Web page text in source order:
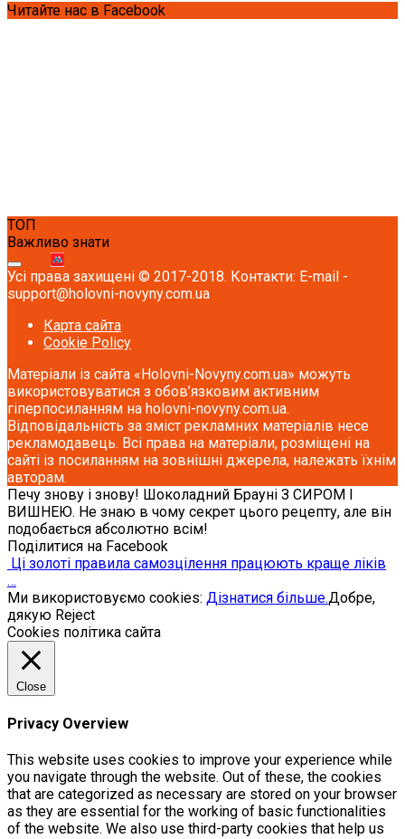
Читайте нас в Facebook
ТОП
Важливо знати
Усі права захищені © 2017-2018. Контакти: E-mail -
support@holovni-novyny.com.ua
Карта сайта
Cookie Policy
Матеріали із сайта «Holovni-Novyny.com.ua» можуть
використовуватися з обов’язковим активним
гіперпосиланням на holovni-novyny.com.ua.
Відповідальність за зміст рекламних матеріалів несе
рекламодавець. Всі права на матеріали, розміщені на
сайті із посиланням на зовнішні джерела, належать їхнім
авторам.
Печу знову і знову! Шоколадний Брауні З СИРОМ І
ВИШНЕЮ. Не знаю в чому секрет цього рецепту, але він
подобається абсолютно всім!
Поділитися на Facebook
Ці золоті правила самозцілення працюють краще ліків
…
Ми використовуємо cookies: Дізнатися більше.Добре,
дякую Reject
Cookies політика сайта
Close
Privacy Overview
This website uses cookies to improve your experience while
you navigate through the website. Out of these, the cookies
that are categorized as necessary are stored on your browser
as they are essential for the working of basic functionalities
of the website. We also use third-party cookies that help us